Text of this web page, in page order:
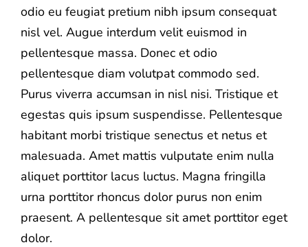
odio eu feugiat pretium nibh ipsum consequat
nisl vel. Augue interdum velit euismod in
pellentesque massa. Donec et odio
pellentesque diam volutpat commodo sed.
Purus viverra accumsan in nisl nisi. Tristique et
egestas quis ipsum suspendisse. Pellentesque
habitant morbi tristique senectus et netus et
malesuada. Amet mattis vulputate enim nulla
aliquet porttitor lacus luctus. Magna fringilla
urna porttitor rhoncus dolor purus non enim
praesent. A pellentesque sit amet porttitor eget
dolor.